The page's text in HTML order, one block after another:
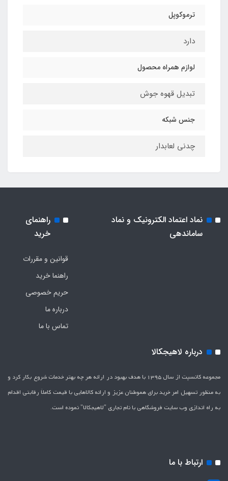
ترموکوپل
دارد
لوازم همراه محصول
تبدیل قهوه جوش
جنس شبکه
چدنی لعابدار
نماد اعتماد الکترونیک و نماد
ساماندهی
راهنمای
خرید
قوانین و مقررات
راهنما خرید
حریم خصوصی
درباره ما
تماس با ما
درباره لاهیجکالا
مجموعه کانسپت از سال 1395 با هدف بهبود در ارائه هر چه بهتر خدمات شروع بکار کرد و
به منظور تسهیل امر خرید برای هموطنان عزیز و ارائه کالاهایی با قیمت کاملاَ رقابتی اقدام
به راه اندازی وب سایت فروشگاهی با نام تجاری "لاهیج­کالا" نموده است.
ارتباط با ما